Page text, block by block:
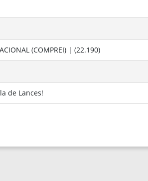
(COMPREI) | (22.190)
de Lances!